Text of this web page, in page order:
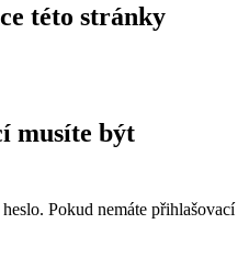
této stránky
musíte být
Pokud nemáte přihlašovací